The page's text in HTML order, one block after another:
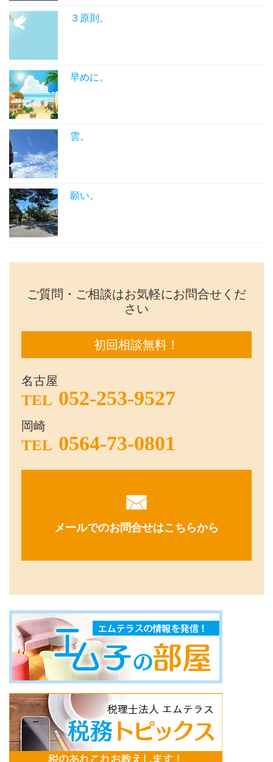
３原則。
早めに。
雲。
願い。
ご質問・ご相談はお気軽にお問合せくだ
さい
初回相談無料！
名古屋
TEL 052-253-9527
岡崎
TEL 0564-73-0801
メールでのお問合せはこちらから